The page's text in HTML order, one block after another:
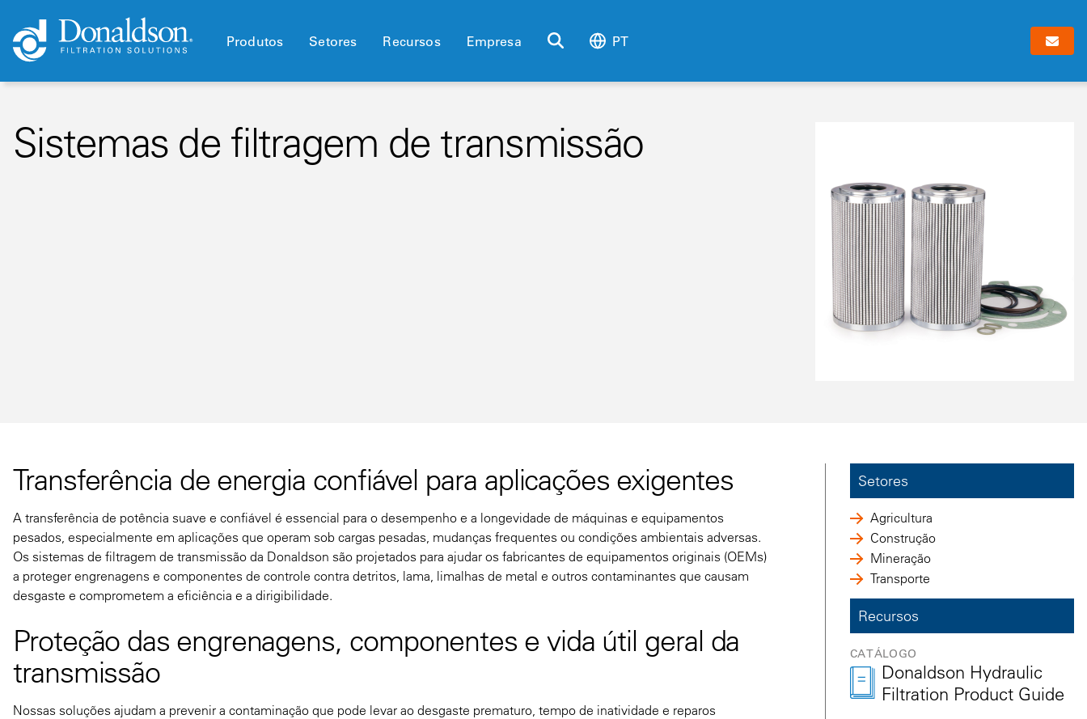
Produtos Setores Recursos Empresa PT
Sistemas de filtragem de transmissão
Transferência de energia confiável para aplicações exigentes
A transferência de potência suave e confiável é essencial para o desempenho e a longevidade de máquinas e equipamentos
pesados, especialmente em aplicações que operam sob cargas pesadas, mudanças frequentes ou condições ambientais adversas.
Os sistemas de filtragem de transmissão da Donaldson são projetados para ajudar os fabricantes de equipamentos originais (OEMs)
a proteger engrenagens e componentes de controle contra detritos, lama, limalhas de metal e outros contaminantes que causam
desgaste e comprometem a eficiência e a dirigibilidade.
Proteção das engrenagens, componentes e vida útil geral da
transmissão
Nossas soluções ajudam a prevenir a contaminação que pode levar ao desgaste prematuro, tempo de inatividade e reparos
Setores
Agricultura
Construção
Mineração
Transporte
Recursos
CATÁLOGO
Donaldson Hydraulic
Filtration Product Guide